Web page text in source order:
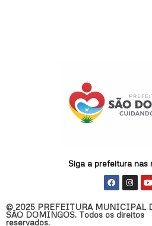
Siga a prefeitura nas
F
a
c
b
o
I
n
s
a
g
Y
o
u
u
© 2025 PREFEITURA MUNICIPAL
SÃO DOMINGOS. Todos os direitos
reservados.